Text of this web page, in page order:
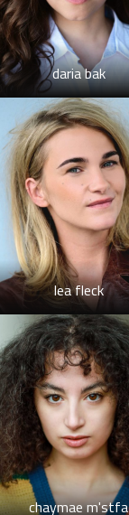
daria bak
lea fleck
chaymae m'stfa